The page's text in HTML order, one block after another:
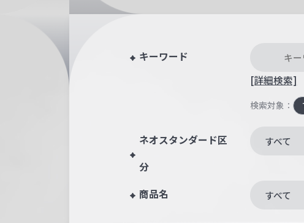
キーワード
[詳細検索]
検索対象：
ネオスタンダード区
分
すべて
商品名 すべて